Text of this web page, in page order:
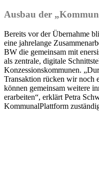
Ausbau der
Bereits vor der Übernahme
eine jahrelange
BW die gemeinsam mit
als zentrale, digitale
Konzessionskommunen.
Transaktion rücken wir noch
können gemeinsam weitere
erarbeiten“, erklärt Petra
KommunalPlattform